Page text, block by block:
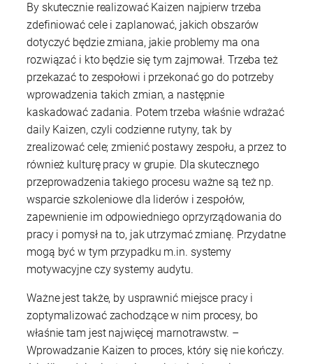
By skutecznie realizować Kaizen najpierw trzeba
zdefiniować cele i zaplanować, jakich obszarów
dotyczyć będzie zmiana, jakie problemy ma ona
rozwiązać i kto będzie się tym zajmował. Trzeba też
przekazać to zespołowi i przekonać go do potrzeby
wprowadzenia takich zmian, a następnie
kaskadować zadania. Potem trzeba właśnie wdrażać
daily Kaizen, czyli codzienne rutyny, tak by
zrealizować cele; zmienić postawy zespołu, a przez to
również kulturę pracy w grupie. Dla skutecznego
przeprowadzenia takiego procesu ważne są też np.
wsparcie szkoleniowe dla liderów i zespołów,
zapewnienie im odpowiedniego oprzyrządowania do
pracy i pomysł na to, jak utrzymać zmianę. Przydatne
mogą być w tym przypadku m.in. systemy
motywacyjne czy systemy audytu.
Ważne jest także, by usprawnić miejsce pracy i
zoptymalizować zachodzące w nim procesy, bo
właśnie tam jest najwięcej marnotrawstw. –
Wprowadzanie Kaizen to proces, który się nie kończy.